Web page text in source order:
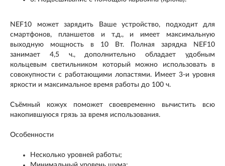
NEF10 может зарядить Ваше устройство, подходит для
смартфонов, планшетов и т.д., и имеет максимальную
выходную мощность в 10 Вт. Полная зарядка NEF10
занимает 4,5 ч., дополнительно обладает удобным
кольцевым светильником который можно использовать в
совокупности с работающими лопастями. Имеет 3-и уровня
яркости и максимальное время работы до 100 ч.
Съёмный кожух поможет своевременно вычистить всю
накопившуюся грязь за время использования.
Особенности
Несколько уровней работы;